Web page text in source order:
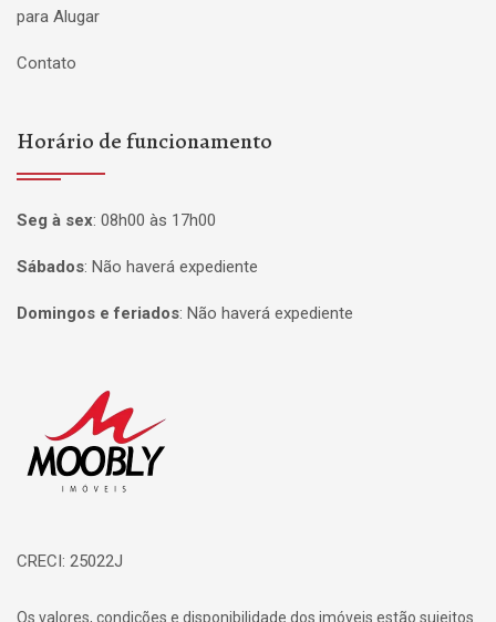
para Alugar
Contato
Horário de funcionamento
Seg à sex: 08h00 às 17h00
Sábados: Não haverá expediente
Domingos e feriados: Não haverá expediente
CRECI: 25022J
Os valores, condições e disponibilidade dos imóveis estão sujeitos